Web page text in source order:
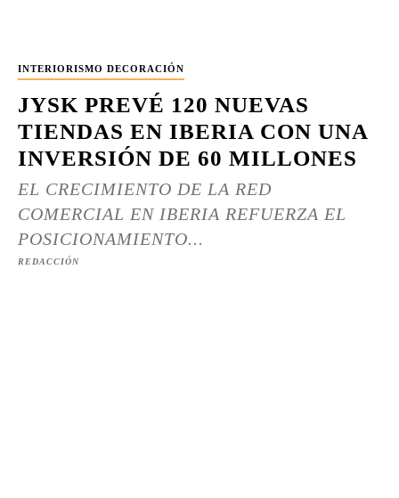
INTERIORISMO DECORACIÓN
JYSK PREVÉ 120 NUEVAS
TIENDAS EN IBERIA CON UNA
INVERSIÓN DE 60 MILLONES
EL CRECIMIENTO DE LA RED
COMERCIAL EN IBERIA REFUERZA EL
POSICIONAMIENTO...
REDACCIÓN